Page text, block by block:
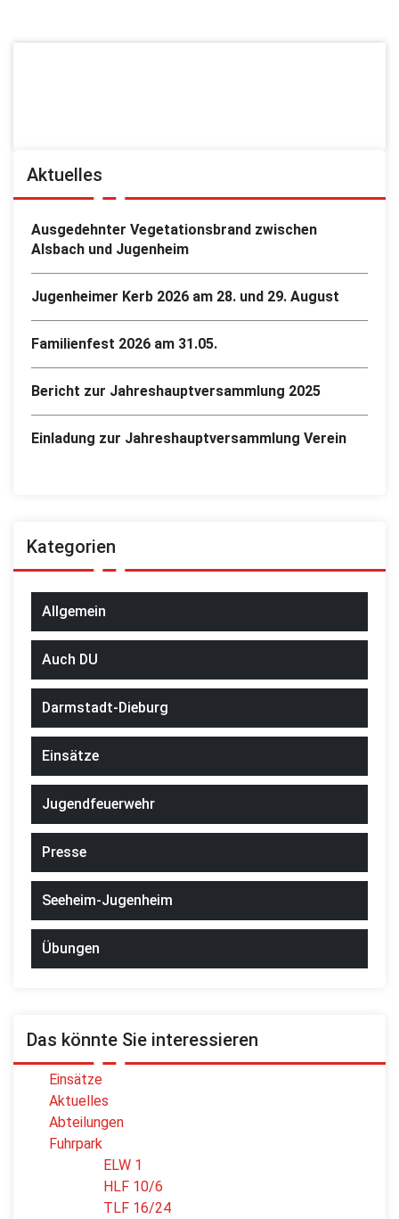
Aktuelles
Ausgedehnter Vegetationsbrand zwischen
Alsbach und Jugenheim
Jugenheimer Kerb 2026 am 28. und 29. August
Familienfest 2026 am 31.05.
Bericht zur Jahreshauptversammlung 2025
Einladung zur Jahreshauptversammlung Verein
Kategorien
Allgemein
Auch DU
Darmstadt-Dieburg
Einsätze
Jugendfeuerwehr
Presse
Seeheim-Jugenheim
Übungen
Das könnte Sie interessieren
Einsätze
Aktuelles
Abteilungen
Fuhrpark
ELW 1
HLF 10/6
TLF 16/24